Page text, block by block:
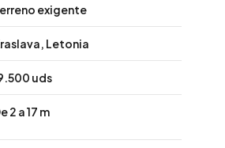
exigente
Letonia
uds
2 a 17 m